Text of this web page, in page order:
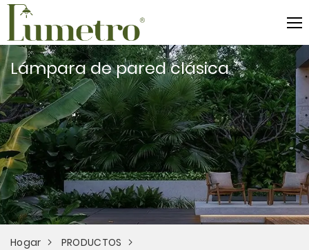
Lámpara de pared clásica
Hogar
PRODUCTOS